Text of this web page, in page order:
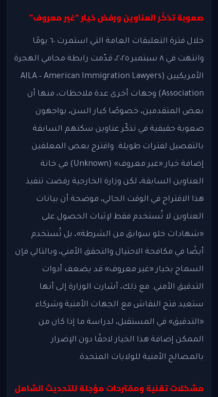
صعوبة تذكّر العناوين ورفض خيار “غير معروف”
خلال فترة التعليقات العامة التي استمرت ٦٠ يومًا
وانتهت في ٨ سبتمبر ٢٠٢٥، قدّمت رابطة محامي الهجرة
الأمريكيين (AILA – American Immigration Lawyers
Association) وجهات أخرى عدة ملاحظات، منها أن
بعض المتقدمين، خصوصًا كبار السن، يواجهون
صعوبة حقيقية في تذكّر عناوين سكنهم السابقة
بالتفصيل لفترات طويلة. واقترح بعض المعلقين
إضافة خيار «غير معروف» (Unknown) في خانة
العناوين السابقة، لكن وزارة الخارجية رفضت تنفيذ
هذا الاقتراح في الوقت الحالي، موضحة أن بيانات
العناوين لا تُستخدم فقط لإثبات الحصول على
«شهادات خلو سوابق من الشرطة»، بل تُستخدم
أيضًا في مكافحة الاحتيال والتحقق الأمني، وبالتالي فإن
السماح بخيار «غير معروف» قد يضعف أدوات
التدقيق الأمني. مع ذلك، أشارت الوزارة إلى أنها
ستعيد فتح النقاش مع الجهات الأمنية وشركاء
«التدقيق» في المستقبل، لدراسة ما إذا كان من
الممكن إضافة هذا الخيار لاحقًا دون الإضرار
بالمصالح الأمنية للولايات المتحدة.
مشكلات تقنية ومقترحات مؤجلة للتحديث الشامل